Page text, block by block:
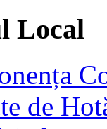
Local
de